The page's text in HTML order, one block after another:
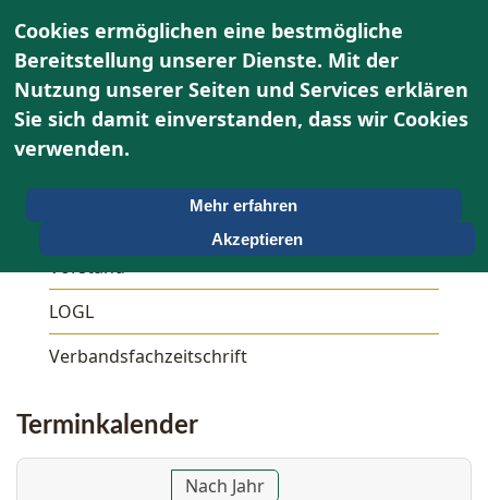
Über uns
Vorstand
LOGL
Verbandsfachzeitschrift
Terminkalender
Nach Jahr
Cookies ermöglichen eine bestmögliche
Bereitstellung unserer Dienste. Mit der
Nutzung unserer Seiten und Services erklären
Sie sich damit einverstanden, dass wir Cookies
verwenden.
Mehr erfahren
Akzeptieren